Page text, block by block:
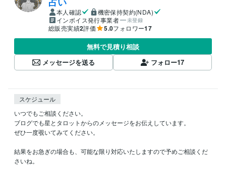
本人確認
機密保持契約(NDA)
インボイス発行事業者
未登録
総販売実績2評価 5.0フォロワー17
無料で見積り相談
メッセージを送る
フォロー17
スケジュール
いつでもご相談ください。
ブログでも星とタロットからのメッセージをお伝えしています。
ぜひ一度覗いてみてください。
結果をお急ぎの場合も、可能な限り対応いたしますので予めご相談くだ
さいね。